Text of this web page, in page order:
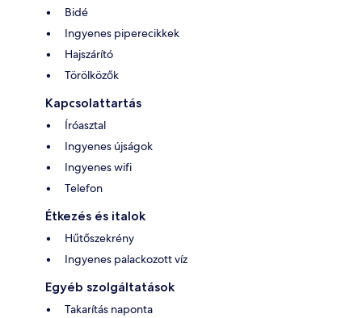
Bidé
Ingyenes piperecikkek
Hajszárító
Törölközők
Kapcsolattartás
Íróasztal
Ingyenes újságok
Ingyenes wifi
Telefon
Étkezés és italok
Hűtőszekrény
Ingyenes palackozott víz
Egyéb szolgáltatások
Takarítás naponta